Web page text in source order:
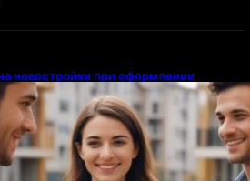
новостройки при оформлении
у застройщика